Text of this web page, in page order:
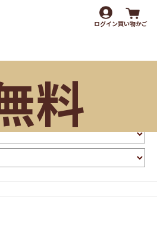
ログイン買い物かご
料